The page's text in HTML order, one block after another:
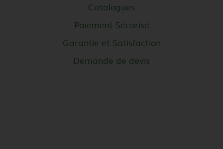
Catalogues
Paiement Sécurisé
Garantie et Satisfaction
Demande de devis